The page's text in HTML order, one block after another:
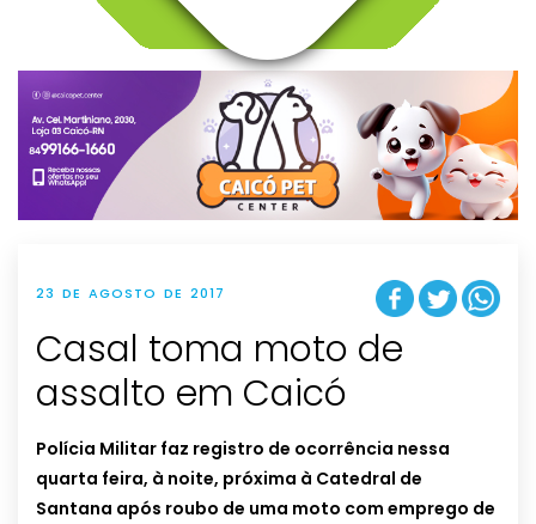
v
g
t
i
o
n
23 DE AGOSTO DE 2017
Casal toma moto de
assalto em Caicó
Polícia Militar faz registro de ocorrência nessa
quarta feira, à noite, próxima à Catedral de
Santana após roubo de uma moto com emprego de